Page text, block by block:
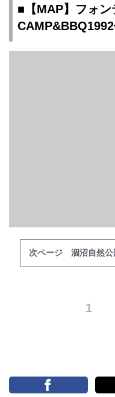
■【MAP】フォン
次ページ 涸沼自然
1